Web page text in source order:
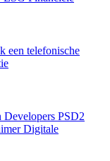
een telefonische
Developers PSD2
Digitale